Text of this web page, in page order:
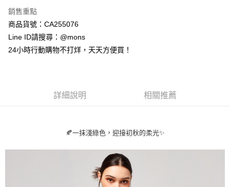
台灣樂天信用卡公司
玉山商業銀行
台灣樂天信用卡公司
AFTEE先享後付
相關說明
１．簡單：不需註冊會員、不需綁卡、不需儲值。
２．便利：只要手機號碼，簡訊認證，即可結帳。
１．於結帳方式選擇「AFTEE先享後付」後，將跳轉至「AFTEE先享後付」
２．訂單成立數日內，您將收到繳費通知簡訊。
３．收到繳費通知簡訊後14天內，點擊此簡訊中的連結，可透過四大超商／
ATM／網路銀行／等多元方式進行付款，方視為交易完成。
※ 請注意：結帳手續完成當下不需立刻繳費，但若您需要取消訂單，請聯絡
每筆NT$80，滿NT$1,000(含以上)免運費
銷售重點
商品貨號：CA255076
Line ID請搜尋：@mons
24小時行動購物不打烊，天天方便買！
詳細說明 相關推薦
🍂一抹淺綠色，迎接初秋的柔光✨